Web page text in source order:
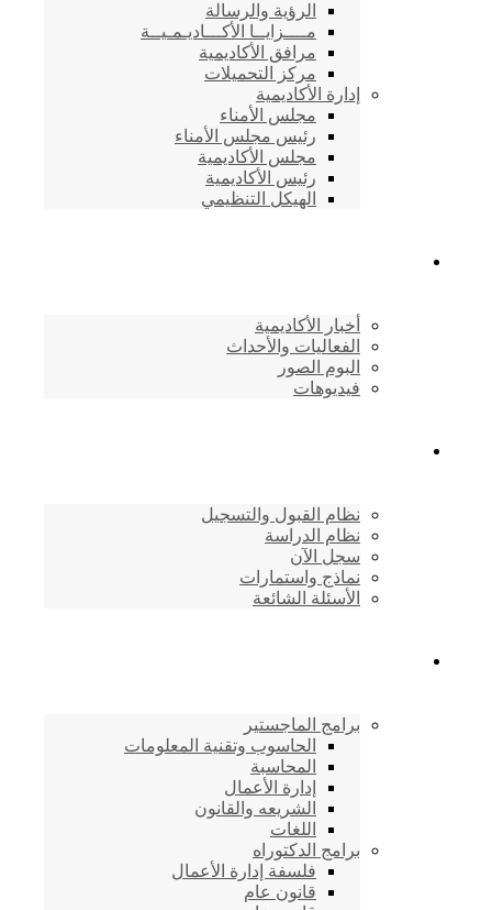
الرؤية والرسالة
مــــزايــا الأكـــاديـمـيــة
مرافق الأكاديمية
مركز التحميلات
إدارة الأكاديمية
مجلس الأمناء
رئيس مجلس الأمناء
مجلس الأكاديمية
رئيس الأكاديمية
الهيكل التنظيمي
أخبار الأكاديمية
الفعاليات والأحداث
البوم الصور
فيديوهات
نظام القبول والتسجيل
نظام الدراسة
سجل الآن
نماذج واستمارات
الأسئلة الشائعة
برامج الماجستير
الحاسوب وتقنية المعلومات
المحاسبة
إدارة الأعمال
الشريعه والقانون
اللغات
برامج الدكتوراه
فلسفة إدارة الأعمال
قانون عام